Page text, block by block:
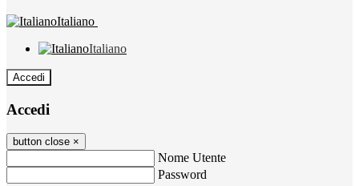
Italiano
Italiano
Accedi
Accedi
button close ×
Nome Utente
Password